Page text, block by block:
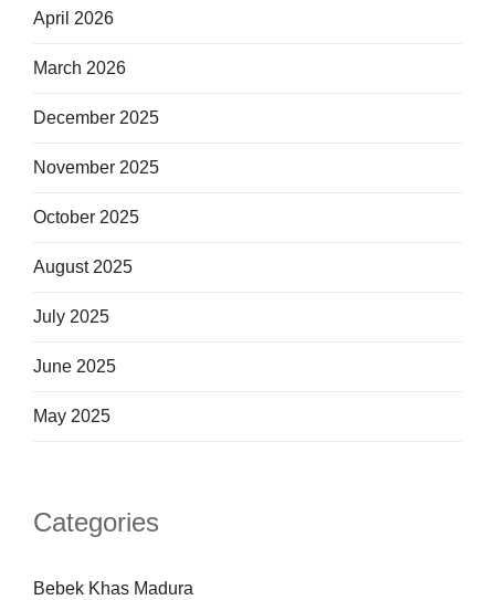
April 2026
March 2026
December 2025
November 2025
October 2025
August 2025
July 2025
June 2025
May 2025
Categories
Bebek Khas Madura